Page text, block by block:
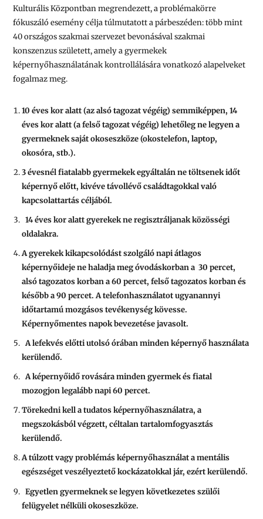
Kulturális Központban megrendezett, a problémakörre
fókuszáló esemény célja túlmutatott a párbeszéden: több mint
40 országos szakmai szervezet bevonásával szakmai
konszenzus született, amely a gyermekek
képernyőhasználatának kontrollálására vonatkozó alapelveket
fogalmaz meg.
10 éves kor alatt (az alsó tagozat végéig) semmiképpen, 14
éves kor alatt (a felső tagozat végéig) lehetőleg ne legyen a
gyermeknek saját okoseszköze (okostelefon, laptop,
okosóra, stb.).
3 évesnél fiatalabb gyermekek egyáltalán ne töltsenek időt
képernyő előtt, kivéve távollévő családtagokkal való
kapcsolattartás céljából.
14 éves kor alatt gyerekek ne regisztráljanak közösségi
oldalakra.
A gyerekek kikapcsolódást szolgáló napi átlagos
képernyőideje ne haladja meg óvodáskorban a 30 percet,
alsó tagozatos korban a 60 percet, felső tagozatos korban és
később a 90 percet. A telefonhasználatot ugyanannyi
időtartamú mozgásos tevékenység kövesse.
Képernyőmentes napok bevezetése javasolt.
A lefekvés előtti utolsó órában minden képernyő használata
kerülendő.
A képernyőidő rovására minden gyermek és fiatal
mozogjon legalább napi 60 percet.
Törekedni kell a tudatos képernyőhasználatra, a
megszokásból végzett, céltalan tartalomfogyasztás
kerülendő.
A túlzott vagy problémás képernyőhasználat a mentális
egészséget veszélyeztető kockázatokkal jár, ezért kerülendő.
Egyetlen gyermeknek se legyen következetes szülői
felügyelet nélküli okoseszköze.